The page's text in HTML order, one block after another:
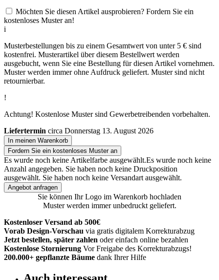
Möchten Sie diesen Artikel ausprobieren? Fordern Sie ein
kostenloses Muster an!
i
Musterbestellungen bis zu einem Gesamtwert von unter 5 € sind
kostenfrei. Musterartikel über diesem Bestellwert werden
ausgebucht, wenn Sie eine Bestellung für diesen Artikel vornehmen.
Muster werden immer ohne Aufdruck geliefert. Muster sind nicht
retournierbar.
!
Achtung! Kostenlose Muster sind Gewerbetreibenden vorbehalten.
Liefertermin circa Donnerstag 13. August 2026
In meinen Warenkorb
Fordern Sie ein kostenloses Muster an
Es wurde noch keine Artikelfarbe ausgewählt.Es wurde noch keine
Anzahl angegeben. Sie haben noch keine Druckposition
ausgewählt. Sie haben noch keine Versandart ausgewählt.
Angebot anfragen
Sie können Ihr Logo im Warenkorb hochladen
Muster werden immer unbedruckt geliefert.
Kostenloser Versand ab 500€
Vorab Design-Vorschau via gratis digitalem Korrekturabzug
Jetzt bestellen, später zahlen oder einfach online bezahlen
Kostenlose Stornierung Vor Freigabe des Korrekturabzugs!
200.000+ gepflanzte Bäume dank Ihrer Hilfe